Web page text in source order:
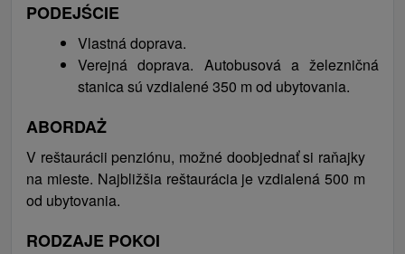
dolina, Valčianska dolina) je doslova rajom pre
milovníkov zimných športov. Rajecké Teplice sú
vyhľadávaným kúpeľným mestečkom s prírodnou
liečivou termálnou vodou a termálne bazény,
milovníkov vodného sveta v akomkoľvek ročnom
období. V blízkosti sa nachádza golfový park a
odporúčame aj výlet do známej obce Čičmany s
jedinečnou starobylou architektúrou maľovaných
dreveníc.
PODEJŚCIE
Vlastná doprava.
Verejná doprava. Autobusová a železničná
stanica sú vzdialené 350 m od ubytovania.
ABORDAŻ
V reštaurácii penziónu, možné doobjednať si raňajky
na mieste. Najbližšia reštaurácia je vzdialená 500 m
od ubytovania.
RODZAJE POKOI